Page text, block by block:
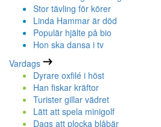
Stor tävling för körer
Linda Hammar är död
Populär hjälte på bio
Hon ska dansa i tv
Vardags
Dyrare oxfilé i höst
Han fiskar kräftor
Turister gillar vädret
Lätt att spela minigolf
Dags att plocka blåbär